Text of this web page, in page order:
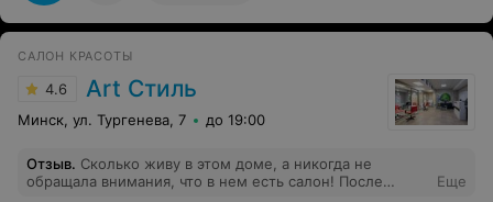
САЛОН КРАСОТЫ
4.6 Art Стиль
Минск, ул. Тургенева, 7 до 19:00
Отзыв. Сколько живу в этом доме, а никогда не
обращала внимания, что в нем есть салон! После
Еще